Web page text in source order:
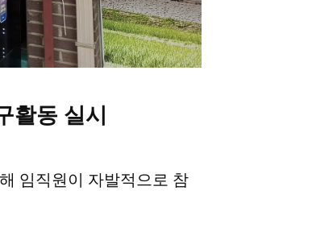
활동 실시
임직원이 자발적으로 참